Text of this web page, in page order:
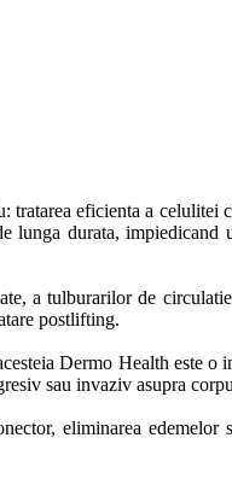
eficienta a celulitei
lunga durata, impiedicand
a tulburarilor de
postlifting.
Dermo Health este o
sau invaziv asupra
eliminarea edemelor